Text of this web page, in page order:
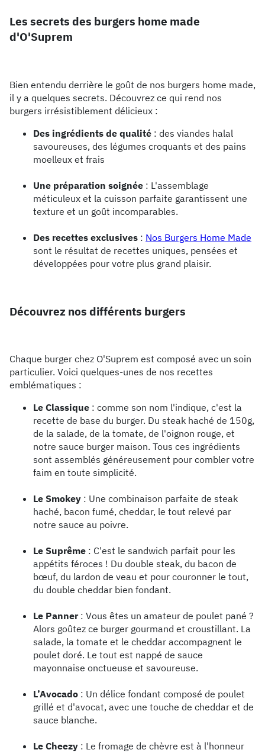
Les secrets des burgers home made
d'O'Suprem
Bien entendu derrière le goût de nos burgers home made,
il y a quelques secrets. Découvrez ce qui rend nos
burgers irrésistiblement délicieux :
Des ingrédients de qualité : des viandes halal
savoureuses, des légumes croquants et des pains
moelleux et frais
Une préparation soignée : L'assemblage
méticuleux et la cuisson parfaite garantissent une
texture et un goût incomparables.
Des recettes exclusives : Nos Burgers Home Made
sont le résultat de recettes uniques, pensées et
développées pour votre plus grand plaisir.
Découvrez nos différents burgers
Chaque burger chez O'Suprem est composé avec un soin
particulier. Voici quelques-unes de nos recettes
emblématiques :
Le Classique : comme son nom l'indique, c'est la
recette de base du burger. Du steak haché de 150g,
de la salade, de la tomate, de l'oignon rouge, et
notre sauce burger maison. Tous ces ingrédients
sont assemblés généreusement pour combler votre
faim en toute simplicité.
Le Smokey : Une combinaison parfaite de steak
haché, bacon fumé, cheddar, le tout relevé par
notre sauce au poivre.
Le Suprême : C'est le sandwich parfait pour les
appétits féroces ! Du double steak, du bacon de
bœuf, du lardon de veau et pour couronner le tout,
du double cheddar bien fondant.
Le Panner: Vous êtes un amateur de poulet pané ?
Alors goûtez ce burger gourmand et croustillant. La
salade, la tomate et le cheddar accompagnent le
poulet doré. Le tout est nappé de sauce
mayonnaise onctueuse et savoureuse.
L’Avocado : Un délice fondant composé de poulet
grillé et d'avocat, avec une touche de cheddar et de
sauce blanche.
Le Cheezy : Le fromage de chèvre est à l'honneur